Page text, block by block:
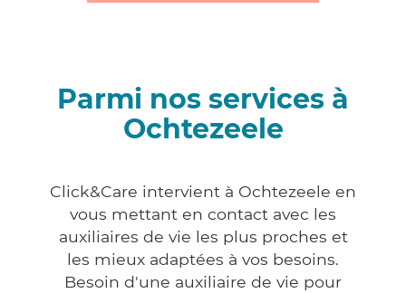
Parmi nos services à
Ochtezeele
Click&Care intervient à Ochtezeele en
vous mettant en contact avec les
auxiliaires de vie les plus proches et
les mieux adaptées à vos besoins.
Besoin d'une auxiliaire de vie pour